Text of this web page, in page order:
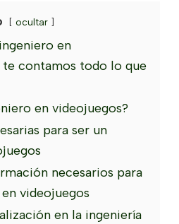
ocultar
en
te contamos todo lo que
en videojuegos?
para ser un
necesarios para
videojuegos
en la ingeniería